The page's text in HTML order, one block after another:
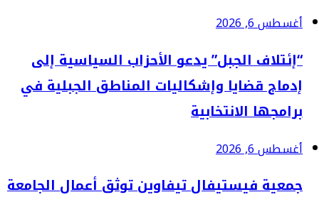
أغسطس 6, 2026
“إئتلاف الجبل” يدعو الأحزاب السياسية إلى
إدماج قضايا وإشكاليات المناطق الجبلية في
برامجها الانتخابية
أغسطس 6, 2026
جمعية فيستيفال تيفاوين توثق أعمال الجامعة